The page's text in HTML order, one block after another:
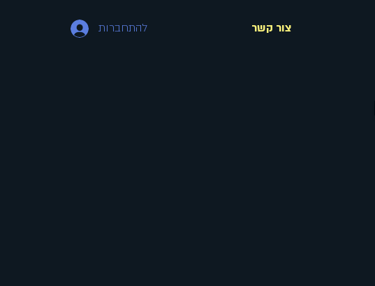
להתחברות צור קשר